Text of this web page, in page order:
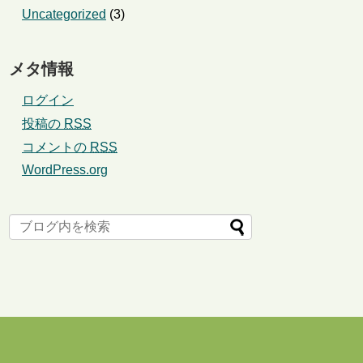
Uncategorized (3)
メタ情報
ログイン
投稿の RSS
コメントの RSS
WordPress.org